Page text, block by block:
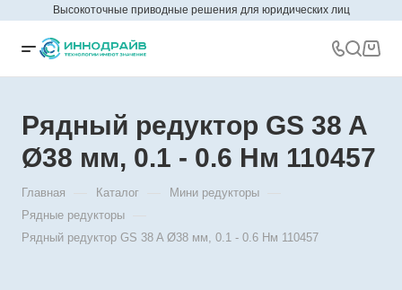
Высокоточные приводные решения для юридических лиц
Рядный редуктор GS 38 A
Ø38 мм, 0.1 - 0.6 Нм 110457
Главная Каталог Мини редукторы
Рядные редукторы
Рядный редуктор GS 38 A Ø38 мм, 0.1 - 0.6 Нм 110457